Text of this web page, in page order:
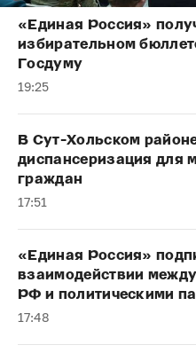
«Единая Россия»
избирательном
Госдуму
19:25
В Сут-Хольском
диспансеризация для
граждан
17:51
«Единая Россия»
взаимодействии
РФ и политическими
17:48